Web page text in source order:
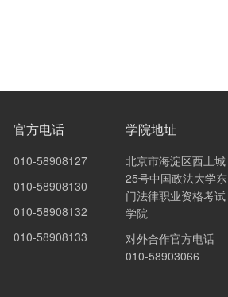
官方电话
010-58908127
010-58908130
010-58908132
010-58908133
学院地址
北京市海淀区西土城
25号中国政法大学东
门法律职业资格考试
学院
对外合作官方电话
010-58903066